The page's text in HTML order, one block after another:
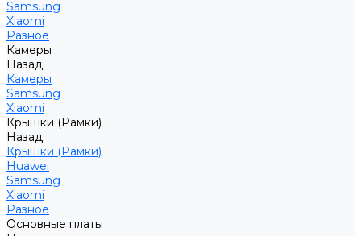
Samsung
Xiaomi
Разное
Камеры
Назад
Камеры
Samsung
Xiaomi
Крышки (Рамки)
Назад
Крышки (Рамки)
Huawei
Samsung
Xiaomi
Разное
Основные платы